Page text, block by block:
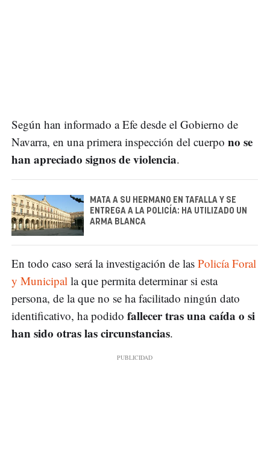
Según han informado a Efe desde el Gobierno de
Navarra, en una primera inspección del cuerpo no se
han apreciado signos de violencia.
MATA A SU HERMANO EN TAFALLA Y SE
ENTREGA A LA POLICÍA: HA UTILIZADO UN
ARMA BLANCA
En todo caso será la investigación de las Policía Foral
y Municipal la que permita determinar si esta
persona, de la que no se ha facilitado ningún dato
identificativo, ha podido fallecer tras una caída o si
han sido otras las circunstancias.